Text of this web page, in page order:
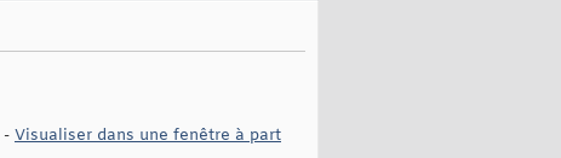
- Visualiser dans une fenêtre à part